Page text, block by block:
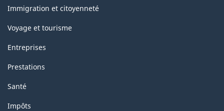
sujets
Immigration et citoyenneté
Voyage et tourisme
Entreprises
Prestations
Santé
Impôts